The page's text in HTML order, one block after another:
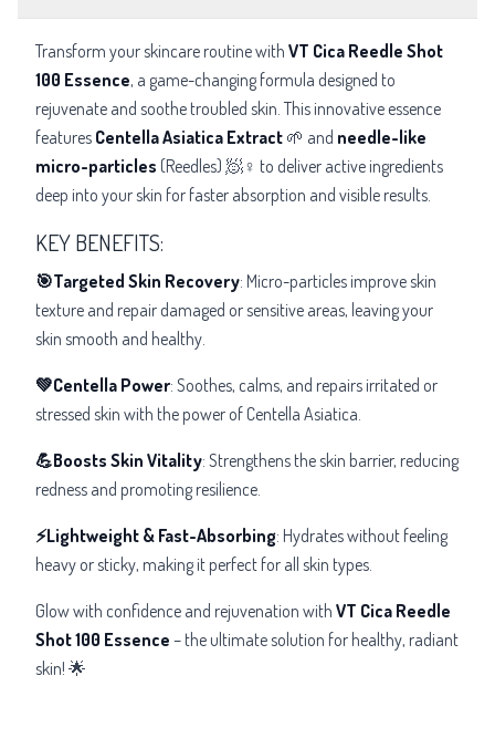
Transform your skincare routine with VT Cica Reedle Shot
100 Essence, a game-changing formula designed to
rejuvenate and soothe troubled skin. This innovative essence
features Centella Asiatica Extract 🌱 and needle-like
micro-particles (Reedles) 🧖♀️ to deliver active ingredients
deep into your skin for faster absorption and visible results.
KEY BENEFITS:
🎯Targeted Skin Recovery: Micro-particles improve skin
texture and repair damaged or sensitive areas, leaving your
skin smooth and healthy.
💚Centella Power: Soothes, calms, and repairs irritated or
stressed skin with the power of Centella Asiatica.
💪Boosts Skin Vitality: Strengthens the skin barrier, reducing
redness and promoting resilience.
⚡Lightweight & Fast-Absorbing: Hydrates without feeling
heavy or sticky, making it perfect for all skin types.
Glow with confidence and rejuvenation with VT Cica Reedle
Shot 100 Essence – the ultimate solution for healthy, radiant
skin! 🌟